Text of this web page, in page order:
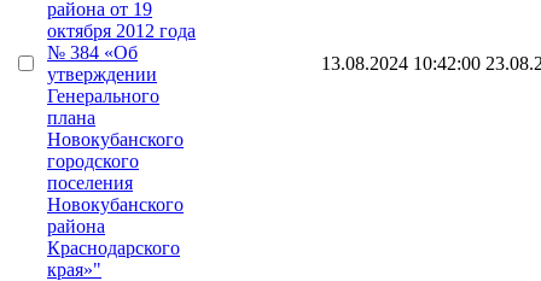
района от 19
октября 2012 года
№ 384 «Об
утверждении
Генерального
плана
Новокубанского
городского
поселения
Новокубанского
района
Краснодарского
края»"
13.08.2024 10:42:00